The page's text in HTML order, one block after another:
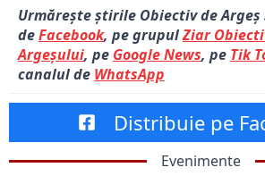
Urmărește știrile Obiectiv de
deFacebook, pe grupulZiar
Argeșului, pe Google News, pe Tik
canalul de WhatsApp
Distribuie pe
Evenimente